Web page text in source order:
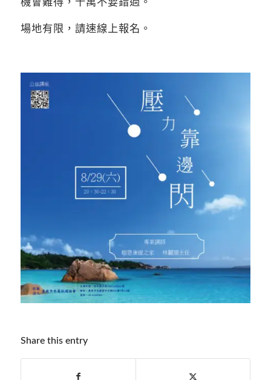
機會難得，千萬不要錯過。
場地有限，請速線上報名。
Share this entry